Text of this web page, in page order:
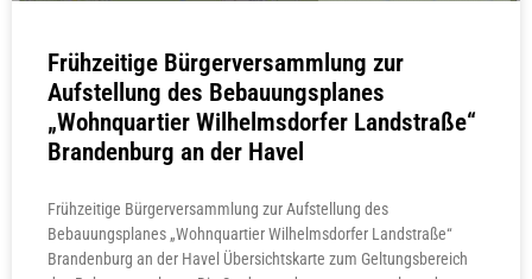
Frühzeitige Bürgerversammlung zur
Aufstellung des Bebauungsplanes
„Wohnquartier Wilhelmsdorfer Landstraße“
Brandenburg an der Havel
Frühzeitige Bürgerversammlung zur Aufstellung des
Bebauungsplanes „Wohnquartier Wilhelmsdorfer Landstraße“
Brandenburg an der Havel Übersichtskarte zum Geltungsbereich